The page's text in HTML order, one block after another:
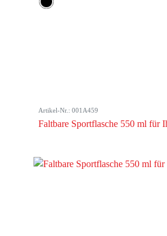
Artikel-Nr.: 001A459
Faltbare Sportflasche 550 ml für